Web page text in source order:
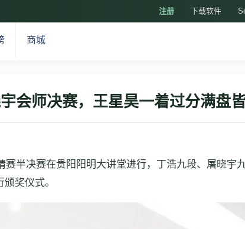
注册 下载软件
商城
会师决赛，王星昊一着过分满盘
半决赛在贵阳阳明大讲堂进行，丁浩九段、屠晓宇
奖仪式。